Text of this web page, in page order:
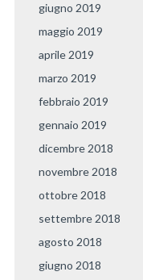
giugno 2019
maggio 2019
aprile 2019
marzo 2019
febbraio 2019
gennaio 2019
dicembre 2018
novembre 2018
ottobre 2018
settembre 2018
agosto 2018
giugno 2018